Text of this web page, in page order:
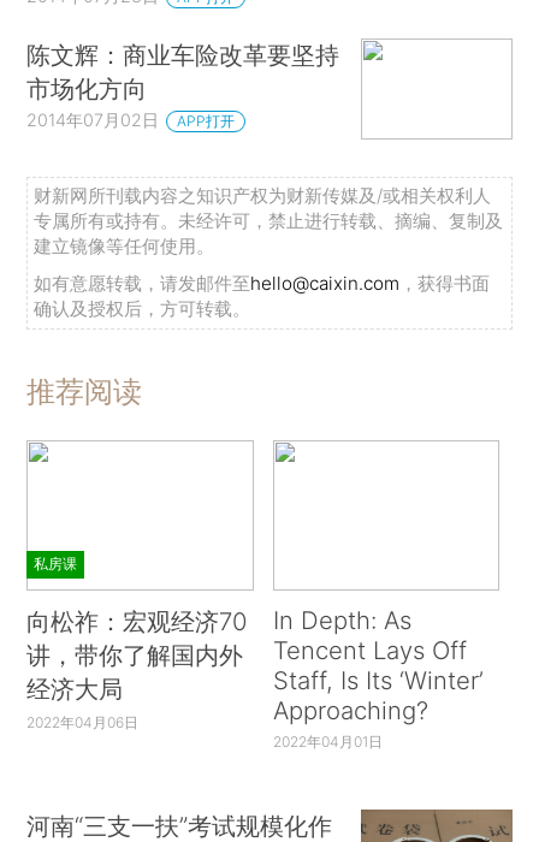
陈文辉：商业车险改革要坚持
市场化方向
2014年07月02日 APP打开
财新网所刊载内容之知识产权为财新传媒及/或相关权利人
专属所有或持有。未经许可，禁止进行转载、摘编、复制及
建立镜像等任何使用。
如有意愿转载，请发邮件至hello@caixin.com ，获得书面
确认及授权后，方可转载。
推荐阅读
私房课
向松祚：宏观经济70
讲，带你了解国内外
经济大局
2022年04月06日
In Depth: As
Tencent Lays Off
Staff, Is Its ‘Winter’
Approaching?
2022年04月01日
河南“三支一扶”考试规模化作